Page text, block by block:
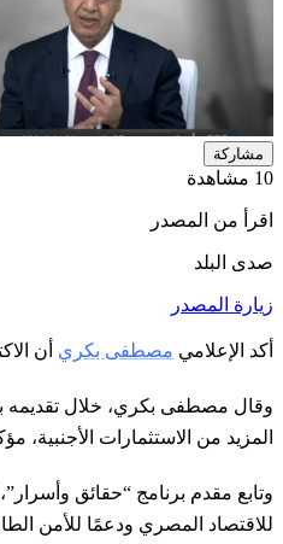
مشاركة
10 مشاهدة
اقرأ من المصدر
صدى البلد
زيارة المصدر
أكد الإعلامي مصطفى بكري أن
وقال مصطفى بكري، خلال تقديمه
المزيد من الاستثمارات
وتابع مقدم برنامج “حقائق
للاقتصاد المصري ودعمًا للأمن